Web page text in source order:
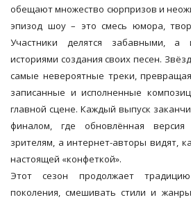
обещают множество сюрпризов и
эпизод шоу – это смесь юмора,
Участники делятся забавными, а
историями создания своих песен.
самые невероятные треки,
записанные и исполненные
главной сцене. Каждый выпуск
финалом, где обновлённая версия
зрителям, а интернет-авторы видят,
настоящей «конфеткой».
Этот сезон продолжает
поколения, смешивать стили и